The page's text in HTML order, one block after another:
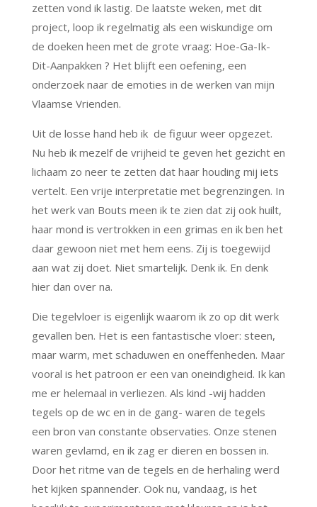
zetten vond ik lastig. De laatste weken, met dit
project, loop ik regelmatig als een wiskundige om
de doeken heen met de grote vraag: Hoe-Ga-Ik-
Dit-Aanpakken ? Het blijft een oefening, een
onderzoek naar de emoties in de werken van mijn
Vlaamse Vrienden.
Uit de losse hand heb ik de figuur weer opgezet.
Nu heb ik mezelf de vrijheid te geven het gezicht en
lichaam zo neer te zetten dat haar houding mij iets
vertelt. Een vrije interpretatie met begrenzingen. In
het werk van Bouts meen ik te zien dat zij ook huilt,
haar mond is vertrokken in een grimas en ik ben het
daar gewoon niet met hem eens. Zij is toegewijd
aan wat zij doet. Niet smartelijk. Denk ik. En denk
hier dan over na.
Die tegelvloer is eigenlijk waarom ik zo op dit werk
gevallen ben. Het is een fantastische vloer: steen,
maar warm, met schaduwen en oneffenheden. Maar
vooral is het patroon er een van oneindigheid. Ik kan
me er helemaal in verliezen. Als kind -wij hadden
tegels op de wc en in de gang- waren de tegels
een bron van constante observaties. Onze stenen
waren gevlamd, en ik zag er dieren en bossen in.
Door het ritme van de tegels en de herhaling werd
het kijken spannender. Ook nu, vandaag, is het